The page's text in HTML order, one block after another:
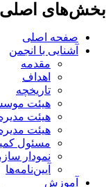
بخش‌های اصلی
صفحه اصلی
آشنایی با انجمن
مقدمه
اهداف
تاریخچه
هیئت
هیئت
هیئت
مسئول
نمودار
آیین‌نامه‌ها
آموزش